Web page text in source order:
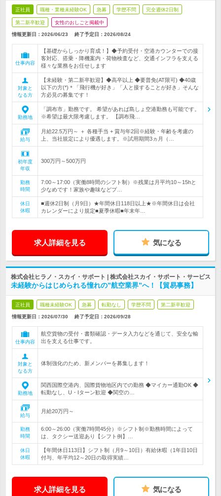
正社員 職種・業種未経験OK 急募 学歴不問 完全週休2日制
第二新卒歓迎 女性のおしごと掲載中
情報更新日：2026/06/23 終了予定日： 2026/08/24
仕事内容
【基礎からしっかり育成！】◆予約受付・空港カウンターでの接
客対応、搭乗・降機案内・荷物検査など、交通インフラを支える
様々な業務をお任せします
対象と
なる方
【未経験・第二新卒歓迎】◆高卒以上 ◆要普免(AT限可) ◆40歳
以下の方(*)＊「飛行機が好き」「人と接することが好き」そんな
方必見の募集です！
勤務地
「調布市」勤務です。 希望があれば島しょ空港勤務も可能です。
※希望は最大限考慮します。 【調布飛…
給与
月給22.5万円～ ＋ 各種手当 + 賞与年2回※経験・年齢を考慮の
上、当社規定により優遇します。※試用期間3ヵ月（…
初年度
年収
300万円～500万円
勤務
時間
7:00～17:00（実働8時間のシフト制）※残業は月平均10～15hと
少なめです！家族や趣味などプ…
休日
休暇
■週休2日制（月9日）★年間休日118日以上★※年間休日は会社
カレンダーにより規定■夏季休暇■年末年…
求人詳細を見る 気になる
株式会社ヒラノ・スカイ・サポート | 株式会社スカイ・サポート・サービス
未経験からはじめられる憧れの”航空業界”へ！【貿易事務】
正社員 職種未経験OK 急募 転勤なし 学歴不問 第二新卒歓迎
情報更新日：2026/07/30 終了予定日： 2026/09/28
仕事内容
航空貨物の受付・書類確認・データ入力などを通じて、安全な輸
出を支える仕事です。
対象と
なる方
体制強化のため、新メンバーを募集します！
勤務地
関西国際空港内、国際貨物地区内での勤務 ◆マイカー通勤OK ◆
転勤なし、U・Iターン歓迎 ◆関空の…
給与
月給20万円～
勤務
時間
6:00～26:00（実働7時間45分）※シフト制※勤務時間によって
は、タクシー送迎あり【シフト例】…
休日
休暇
【年間休日113日】シフト制（月9～10日）有給休暇（1年目10日
付与、年平均12～20日の取得実績…
求人詳細を見る 気になる